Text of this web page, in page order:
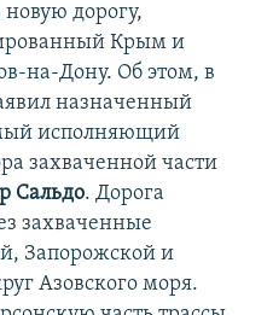
дорогу,
Крым и
на-Дону. Об этом, в
назначенный
исполняющий
захваченной части
Сальдо. Дорога
захваченные
Запорожской и
Азовского моря.